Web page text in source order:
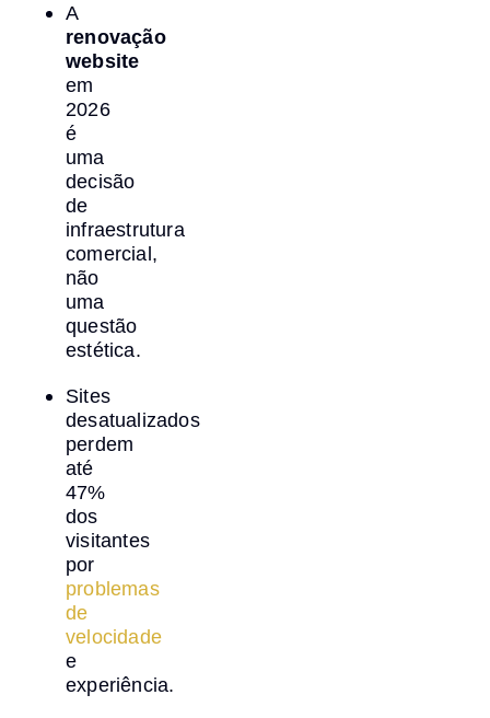
A
renovação
website
em
2026
é
uma
decisão
de
infraestrutura
comercial,
não
uma
questão
estética.
Sites
desatualizados
perdem
até
47%
dos
visitantes
por
problemas
de
velocidade
e
experiência.